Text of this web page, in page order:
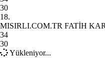
30
18.
MISIRLI.COM.TR FATİH
34
30
Yükleniyor...